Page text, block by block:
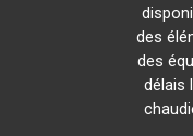
des
des
délais